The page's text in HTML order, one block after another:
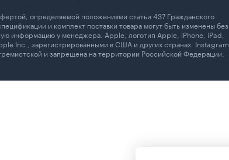
определяемой положениями статьи 437 Гражданского
и комплект поставки товара могут быть изменены без
информацию у менеджера. Apple, логотип Apple, iPhone, iPad,
Inc., зарегистрированными в США и других странах. Instagram
и запрещена на территории Российской Федерации.